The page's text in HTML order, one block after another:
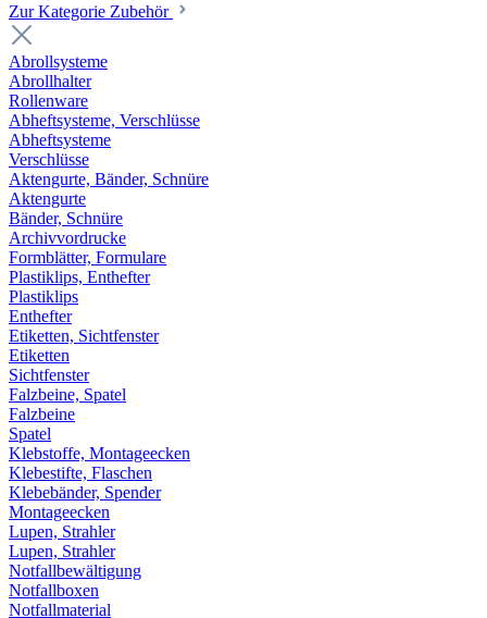
Zur Kategorie Zubehör
Abrollsysteme
Abrollhalter
Rollenware
Abheftsysteme, Verschlüsse
Abheftsysteme
Verschlüsse
Aktengurte, Bänder, Schnüre
Aktengurte
Bänder, Schnüre
Archivvordrucke
Formblätter, Formulare
Plastiklips, Enthefter
Plastiklips
Enthefter
Etiketten, Sichtfenster
Etiketten
Sichtfenster
Falzbeine, Spatel
Falzbeine
Spatel
Klebstoffe, Montageecken
Klebestifte, Flaschen
Klebebänder, Spender
Montageecken
Lupen, Strahler
Lupen, Strahler
Notfallbewältigung
Notfallboxen
Notfallmaterial